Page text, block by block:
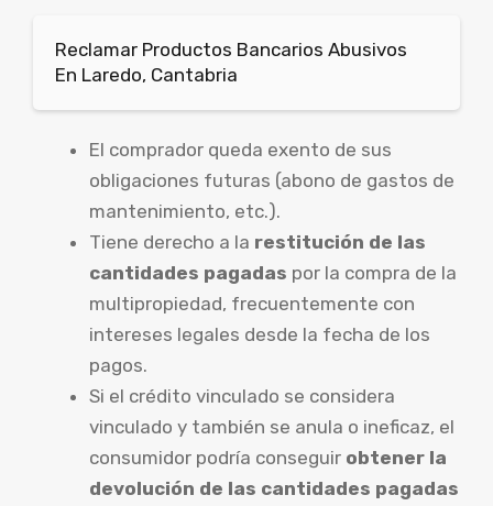
Reclamar Productos Bancarios Abusivos
En Laredo, Cantabria
El comprador queda exento de sus
obligaciones futuras (abono de gastos de
mantenimiento, etc.).
Tiene derecho a la restitución de las
cantidades pagadas por la compra de la
multipropiedad, frecuentemente con
intereses legales desde la fecha de los
pagos.
Si el crédito vinculado se considera
vinculado y también se anula o ineficaz, el
consumidor podría conseguir obtener la
devolución de las cantidades pagadas